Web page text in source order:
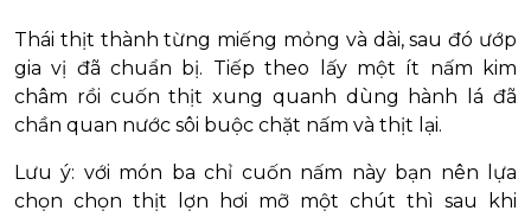
Thái thịt thành từng miếng mỏng và dài, sau đó ướp
gia vị đã chuẩn bị. Tiếp theo lấy một ít nấm kim
châm rồi cuốn thịt xung quanh dùng hành lá đã
chần quan nước sôi buộc chặt nấm và thịt lại.
Lưu ý: với món ba chỉ cuốn nấm này bạn nên lựa
chọn chọn thịt lợn hơi mỡ một chút thì sau khi